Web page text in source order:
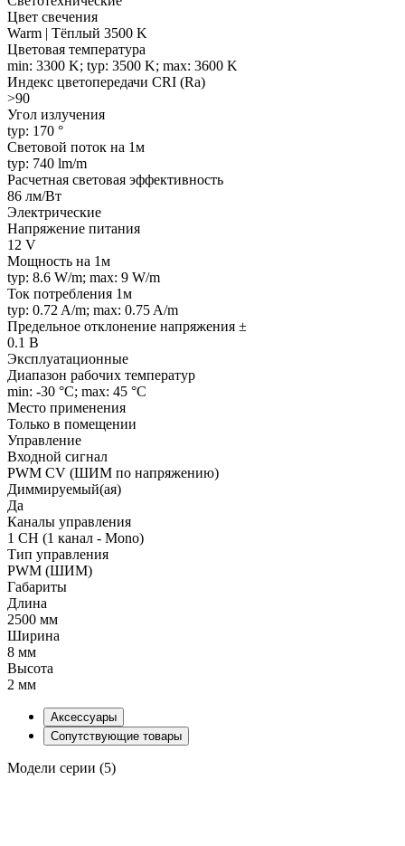
Цвет свечения
Warm | Тёплый 3500 K
Цветовая температура
min: 3300 K; typ: 3500 K; max: 3600 K
Индекс цветопередачи CRI (Ra)
>90
Угол излучения
typ: 170 °
Световой поток на 1м
typ: 740 lm/m
Расчетная световая эффективность
86 лм/Вт
Электрические
Напряжение питания
12 V
Мощность на 1м
typ: 8.6 W/m; max: 9 W/m
Ток потребления 1м
typ: 0.72 A/m; max: 0.75 A/m
Предельное отклонение напряжения ±
0.1 В
Эксплуатационные
Диапазон рабочих температур
min: -30 °C; max: 45 °C
Место применения
Только в помещении
Управление
Входной сигнал
PWM СV (ШИМ по напряжению)
Диммируемый(ая)
Да
Каналы управления
1 CH (1 канал - Mono)
Тип управления
PWM (ШИМ)
Габариты
Длина
2500 мм
Ширина
8 мм
Высота
2 мм
Аксессуары
Сопутствующие товары
Модели серии (5)